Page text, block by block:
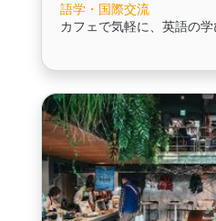
語学・国際交流